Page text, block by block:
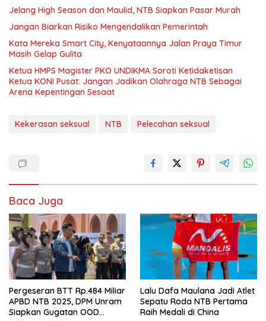
Jelang High Season dan Maulid, NTB Siapkan Pasar Murah
Jangan Biarkan Risiko Mengendalikan Pemerintah
Kata Mereka Smart City, Kenyataannya Jalan Praya Timur
Masih Gelap Gulita
Ketua HMPS Magister PKO UNDIKMA Soroti Ketidaketisan
Ketua KONI Pusat: Jangan Jadikan Olahraga NTB Sebagai
Arena Kepentingan Sesaat
Kekerasan seksual NTB Pelecahan seksual
Baca Juga
Pergeseran BTT Rp.484 Miliar
APBD NTB 2025, DPM Unram
Siapkan Gugatan OOD
Lalu Dafa Maulana Jadi Atlet
Sepatu Roda NTB Pertama
Raih Medali di China